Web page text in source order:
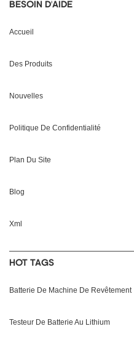
BESOIN D'AIDE
Accueil
Des Produits
Nouvelles
Politique De Confidentialité
Plan Du Site
Blog
Xml
HOT TAGS
Batterie De Machine De Revêtement
Testeur De Batterie Au Lithium